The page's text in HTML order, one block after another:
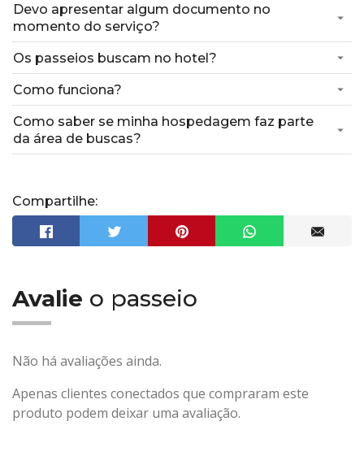
Devo apresentar algum documento no
momento do serviço?
Os passeios buscam no hotel?
Como funciona?
Como saber se minha hospedagem faz parte
da área de buscas?
Compartilhe:
Avalie o passeio
Não há avaliações ainda.
Apenas clientes conectados que compraram este
produto podem deixar uma avaliação.